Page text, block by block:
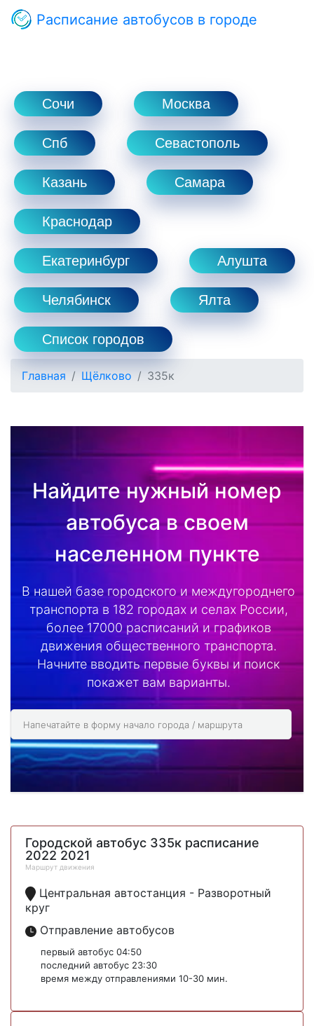
Расписание автобусов в городе
Сочи Москва
Спб Севастополь
Казань Самара
Краснодар
Екатеринбург Алушта
Челябинск Ялта
Список городов
Главная Щёлково 335к
Найдите нужный номер
автобуса в своем
населенном пункте
В нашей базе городского и междугороднего
транспорта в 182 городах и селах России,
более 17000 расписаний и графиков
движения общественного транспорта.
Начните вводить первые буквы и поиск
покажет вам варианты.
Городской автобус 335к расписание
2022 2021
Маршрут движения
Центральная автостанция - Разворотный
круг
Отправление автобусов
первый автобус 04:50
последний автобус 23:30
время между отправлениями 10-30 мин.